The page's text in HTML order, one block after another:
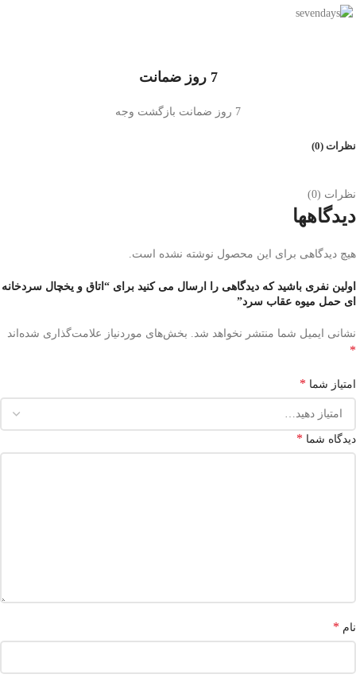
7 روز ضمانت
7 روز ضمانت بازگشت وجه
نظرات (0)
نظرات (0)
دیدگاهها
هیچ دیدگاهی برای این محصول نوشته نشده است.
اولین نفری باشید که دیدگاهی را ارسال می کنید برای “اتاق و یخچال سردخانه
ای حمل میوه عقاب سرد”
نشانی ایمیل شما منتشر نخواهد شد. بخش‌های موردنیاز علامت‌گذاری شده‌اند
*
امتیاز شما *
دیدگاه شما *
نام *